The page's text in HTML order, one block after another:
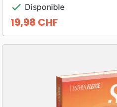
check Disponible
Prix
19,98 CHF